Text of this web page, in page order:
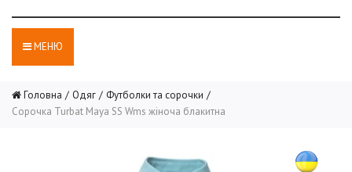
МЕНЮ
Головна Одяг
Футболки та сорочки
Сорочка Turbat Maya SS Wms жіноча блакитна